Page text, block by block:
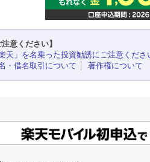
注意ください】
楽天」を名乗った投資勧誘にご注意くださ
・借名取引について
著作権について